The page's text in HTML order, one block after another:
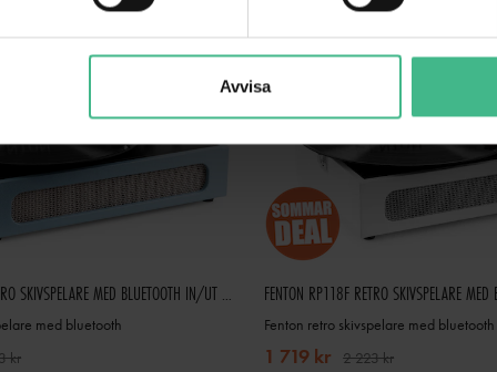
Avvisa
FENTON RP118E RETRO SKIVSPELARE MED BLUETOOTH IN/UT OCH USB - BLÅ
med bluetooth
kr
Fenton retro skivspelare med bluetooth
1 719 kr 2 223 kr